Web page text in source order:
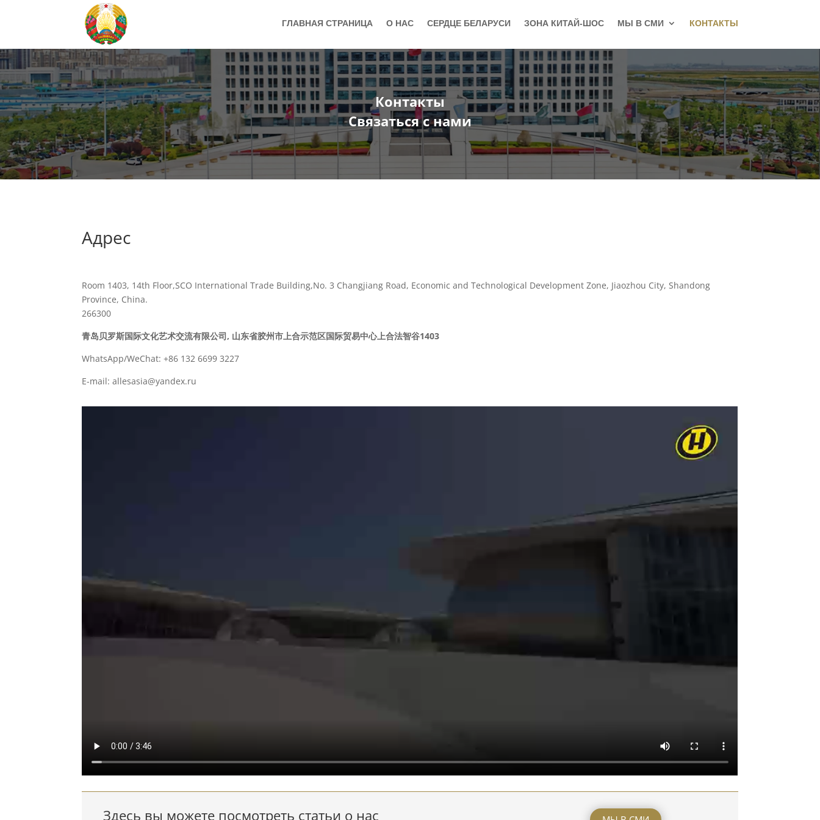
ГЛАВНАЯ СТРАНИЦА О НАС СЕРДЦЕ БЕЛАРУСИ ЗОНА КИТАЙ-ШОС МЫ В СМИ КОНТАКТЫ
Контакты
Связаться с нами
Адрес
Room 1403, 14th Floor,SCO International Trade Building,No. 3 Changjiang Road, Economic and Technological Development Zone, Jiaozhou City, Shandong
Province, China.
266300
青岛贝罗斯国际文化艺术交流有限公司, 山东省胶州市上合示范区国际贸易中心上合法智谷1403
WhatsApp/WeChat: +86 132 6699 3227
E-mail: allesasia@yandex.ru
Здесь вы можете посмотреть статьи о нас